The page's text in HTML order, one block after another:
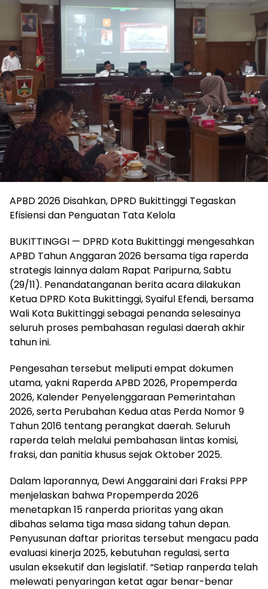
APBD 2026 Disahkan, DPRD Bukittinggi Tegaskan
Efisiensi dan Penguatan Tata Kelola
BUKITTINGGI — DPRD Kota Bukittinggi mengesahkan
APBD Tahun Anggaran 2026 bersama tiga raperda
strategis lainnya dalam Rapat Paripurna, Sabtu
(29/11). Penandatanganan berita acara dilakukan
Ketua DPRD Kota Bukittinggi, Syaiful Efendi, bersama
Wali Kota Bukittinggi sebagai penanda selesainya
seluruh proses pembahasan regulasi daerah akhir
tahun ini.
Pengesahan tersebut meliputi empat dokumen
utama, yakni Raperda APBD 2026, Propemperda
2026, Kalender Penyelenggaraan Pemerintahan
2026, serta Perubahan Kedua atas Perda Nomor 9
Tahun 2016 tentang perangkat daerah. Seluruh
raperda telah melalui pembahasan lintas komisi,
fraksi, dan panitia khusus sejak Oktober 2025.
Dalam laporannya, Dewi Anggaraini dari Fraksi PPP
menjelaskan bahwa Propemperda 2026
menetapkan 15 ranperda prioritas yang akan
dibahas selama tiga masa sidang tahun depan.
Penyusunan daftar prioritas tersebut mengacu pada
evaluasi kinerja 2025, kebutuhan regulasi, serta
usulan eksekutif dan legislatif. “Setiap ranperda telah
melewati penyaringan ketat agar benar-benar